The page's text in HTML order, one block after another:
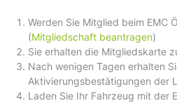
Werden Sie Mitglied beim EMC
(Mitgliedschaft beantragen)
Sie erhalten die Mitgliedskarte
Nach wenigen Tagen erhalten
Aktivierungsbestätigungen der
Laden Sie Ihr Fahrzeug mit der